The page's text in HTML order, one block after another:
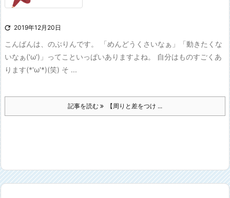
 2019年12月20日
こんばんは、のぶりんです。 「めんどうくさいなぁ」「動きたくな
いなぁ('ω')」ってこといっぱいありますよね。 自分はものすごくあ
ります(*'ω'*)(笑) そ ...
記事を読む 【周りと差をつけ ...